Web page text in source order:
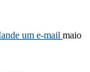
um e-mail maio